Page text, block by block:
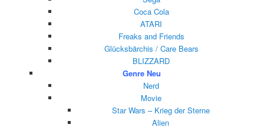
Coca Cola
ATARI
Freaks and Friends
Glücksbärchis / Care Bears
BLIZZARD
Genre Neu
Nerd
Movie
Star Wars – Krieg der Sterne
Alien